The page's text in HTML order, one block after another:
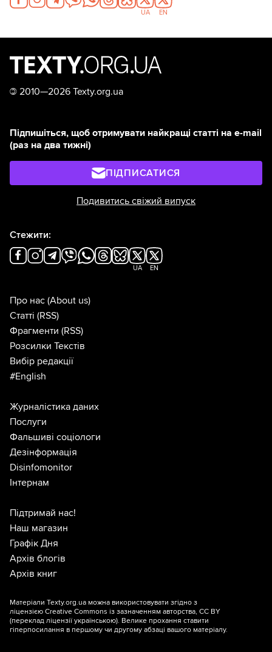
UA EN
© 2010—2026 Texty.org.ua
Підпишіться, щоб отримувати найкращі статті на e-mail
(раз на два тижні)
ПІДПИСАТИСЯ
Подивитись свіжий випуск
Стежити:
UA EN
Про нас (About us)
Статті (RSS)
Фрагменти (RSS)
Розсилки Текстів
Вибір редакції
#English
Журналістика даних
Послуги
Фальшиві соціологи
Дезінформація
Disinfomonitor
Інтернам
Підтримай нас!
Наш магазин
Графік Дня
Архів блогів
Архів книг
Матеріали Texty.org.ua можна використовувати згідно з
ліцензією Creative Commons із зазначенням авторства, CC BY
(переклад ліцензії українською). Велике прохання ставити
гіперпосилання в першому чи другому абзаці вашого матеріалу.